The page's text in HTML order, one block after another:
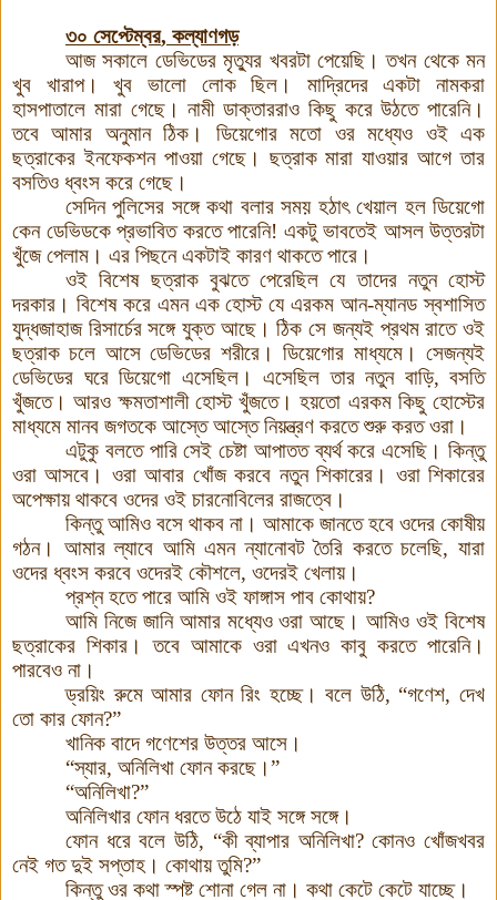
৩০ সেপ্টেম্বর, কল্যাণগড়
আজ সকালে ডেভিডের মৃত্যুর খবরটা পেয়েছি। তখন থেকে মন
খুব খারাপ। খুব ভালো লোক ছিল। মাদ্রিদের একটা নামকরা
হাসপাতালে মারা গেছে। নামী ডাক্তাররাও কিছু করে উঠতে পারেনি।
তবে আমার অনুমান ঠিক। ডিয়েগোর মতো ওর মধ্যেও ওই এক
ছত্রাকের ইনফেকশন পাওয়া গেছে। ছত্রাক মারা যাওয়ার আগে তার
বসতিও ধ্বংস করে গেছে ।
সেদিন পুলিসের সঙ্গে কথা বলার সময় হঠাৎ খেয়াল হল ডিয়েগো
কেন ডেভিডকে প্রভাবিত করতে পারেনি! একটু ভাবতেই আসল উত্তরটা
খুঁজে পেলাম। এর পিছনে একটাই কারণ থাকতে পারে।
ওই বিশেষ ছত্রাক বুঝতে পেরেছিল যে তাদের নতুন হোস্ট
দরকার। বিশেষ করে এমন এক হোস্ট যে এরকম আন-ম্যানড স্বশাসিত
যুদ্ধজাহাজ রিসার্চের সঙ্গে যুক্ত আছে। ঠিক সে জন্যই প্রথম রাতে ওই
ছত্রাক চলে আসে ডেভিডের শরীরে। ডিয়েগোর মাধ্যমে। সেজন্যই
ডেভিডের ঘরে ডিয়েগো এসেছিল। এসেছিল তার নতুন বাড়ি, বসতি
খুঁজতে। আরও ক্ষমতাশালী হোস্ট খুঁজতে। হয়তো এরকম কিছু হোস্টের
মাধ্যমে মানব জগতকে আস্তে আস্তে নিয়ন্ত্রণ করতে শুরু করত ওরা।
এটুকু বলতে পারি সেই চেষ্টা আপাতত ব্যর্থ করে এসেছি। কিন্তু
ওরা আসবে। ওরা আবার খোঁজ করবে নতুন শিকারের । ওরা শিকারের
অপেক্ষায় থাকবে ওদের ওই চারনোবিলের রাজত্বে।
কিন্তু আমিও বসে থাকব না। আমাকে জানতে হবে ওদের কোষীয়
গঠন। আমার ল্যাবে আমি এমন ন্যানোবট তৈরি করতে চলেছি, যারা
ওদের ধ্বংস করবে ওদেরই কৌশলে, ওদেরই খেলায়।
প্রশ্ন হতে পারে আমি ওই ফাঙ্গাস পাব কোথায়?
আমি নিজে জানি আমার মধ্যেও ওরা আছে ।আমিও ওই বিশেষ
ছত্রাকের শিকার। তবে আমাকে ওরা এখনও কাবু করতে পারেনি।
পারবেও না।
ড্রয়িং রুমে আমার ফোন রিং হচ্ছে। বলে উঠি, “গণেশ, দেখ
তো কার ফোন?”
খানিক বাদে গণেশের উত্তর আসে।
“স্যার, অনিলিখা ফোন করছে ।”
“অনিলিখা?”
অনিলিখার ফোন ধরতে উঠে যাই সঙ্গে সঙ্গে।
ফোন ধরে বলে উঠি, “কী ব্যাপার অনিলিখা? কোনও খোঁজখবর
নেই গত দুই সপ্তাহ। কোথায় তুমি?”
কিন্তু ওর কথা স্পষ্ট শোনা গেল না। কথা কেটে কেটে যাচ্ছে।